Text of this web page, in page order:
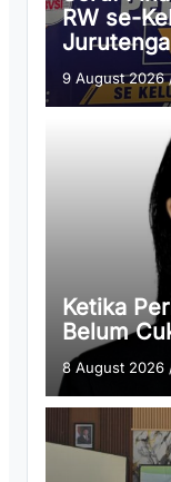
RW se-
9 August 2026
Ketika
Belum
8 August 2026